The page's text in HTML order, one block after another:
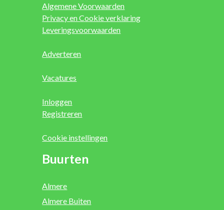
Algemene Voorwaarden
Privacy en Cookie verklaring
Leveringsvoorwaarden
Adverteren
Vacatures
Inloggen
Registreren
Cookie instellingen
Buurten
Almere
Almere Buiten